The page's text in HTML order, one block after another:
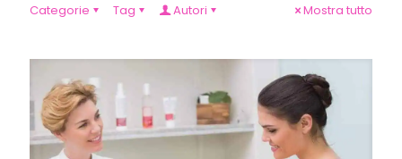
Categorie Tag Autori Mostra tutto